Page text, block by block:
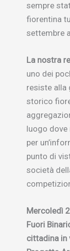
sempre
fiorentina
settembre
La nostra
uno dei
resiste alla
storico
luogo dove
per
punto di
società
Mercoledì
Fuori
cittadina in